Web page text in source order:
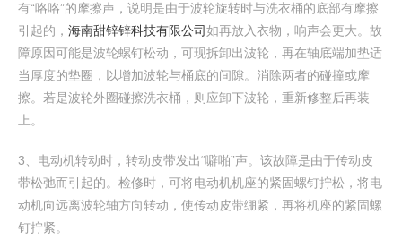
有“咯咯”的摩擦声，说明是由于波轮旋转时与洗衣桶的底部有摩擦
引起的， 海南甜锌锌科技有限公司如再放入衣物，响声会更大。故
障原因可能是波轮螺钉松动，可现拆卸出波轮，再在轴底端加垫适
当厚度的垫圈，以增加波轮与桶底的间隙。消除两者的碰撞或摩
擦。若是波轮外圈碰擦洗衣桶，则应卸下波轮，重新修整后再装
上。
3、电动机转动时，转动皮带发出“噼啪”声。该故障是由于传动皮
带松弛而引起的。检修时，可将电动机机座的紧固螺钉拧松，将电
动机向远离波轮轴方向转动，使传动皮带绷紧，再将机座的紧固螺
钉拧紧。